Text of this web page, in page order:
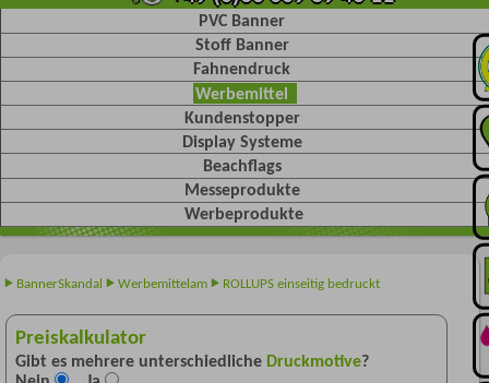
PVC Banner
Stoff Banner
Fahnendruck
Werbemittel
Kundenstopper
Display Systeme
Beachflags
Messeprodukte
Werbeprodukte
BannerSkandal Werbemittelam ROLLUPS einseitig bedruckt
Preiskalkulator
Gibt es mehrere unterschiedliche Druckmotive?